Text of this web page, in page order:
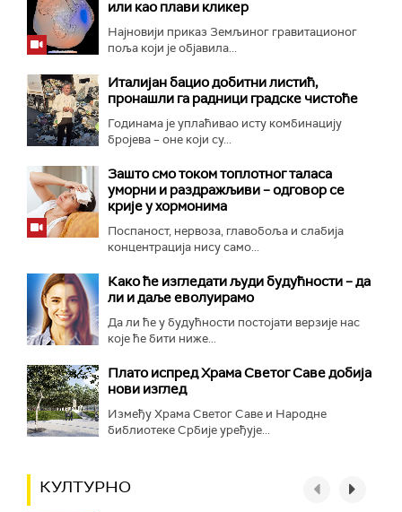
или као плави кликер
Најновији приказ Земљиног гравитационог
поља који је објавила...
Италијан бацио добитни листић,
пронашли га радници градске чистоће
Годинама је уплаћивао исту комбинацију
бројева – оне који су...
Зашто смо током топлотног таласа
уморни и раздражљиви – одговор се
крије у хормонима
Поспаност, нервоза, главобоља и слабија
концентрација нису само...
Како ће изгледати људи будућности – да
ли и даље еволуирамо
Да ли ће у будућности постојати верзије нас
које ће бити ниже...
Плато испред Храма Светог Саве добија
нови изглед
Између Храма Светог Саве и Народне
библиотеке Србије уређује...
КУЛТУРНО